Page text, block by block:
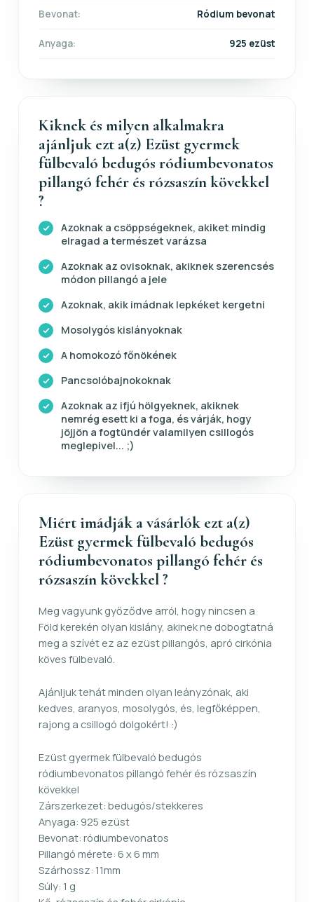
Bevonat: Ródium bevonat
Anyaga: 925 ezüst
Kiknek és milyen alkalmakra
ajánljuk ezt a(z) Ezüst gyermek
fülbevaló bedugós ródiumbevonatos
pillangó fehér és rózsaszín kövekkel
?
Azoknak a csöppségeknek, akiket mindig
elragad a természet varázsa
Azoknak az ovisoknak, akiknek szerencsés
módon pillangó a jele
Azoknak, akik imádnak lepkéket kergetni
Mosolygós kislányoknak
A homokozó főnökének
Pancsolóbajnokoknak
Azoknak az ifjú hölgyeknek, akiknek
nemrég esett ki a foga, és várják, hogy
jöjjön a fogtündér valamilyen csillogós
meglepivel... ;)
Miért imádják a vásárlók ezt a(z)
Ezüst gyermek fülbevaló bedugós
ródiumbevonatos pillangó fehér és
rózsaszín kövekkel ?
Meg vagyunk győződve arról, hogy nincsen a
Föld kerekén olyan kislány, akinek ne dobogtatná
meg a szívét ez az ezüst pillangós, apró cirkónia
köves fülbevaló.
Ajánljuk tehát minden olyan leányzónak, aki
kedves, aranyos, mosolygós, és, legfőképpen,
rajong a csillogó dolgokért! :)
Ezüst gyermek fülbevaló bedugós
ródiumbevonatos pillangó fehér és rózsaszín
kövekkel
Zárszerkezet: bedugós/stekkeres
Anyaga: 925 ezüst
Bevonat: ródiumbevonatos
Pillangó mérete: 6 x 6 mm
Szárhossz: 11mm
Súly: 1 g